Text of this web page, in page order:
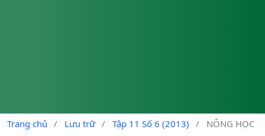
Trang chủ / Lưu trữ / Tập 11 Số 6 (2013) / NÔNG HỌC